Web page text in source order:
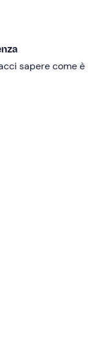
essere guidata
sapere come è